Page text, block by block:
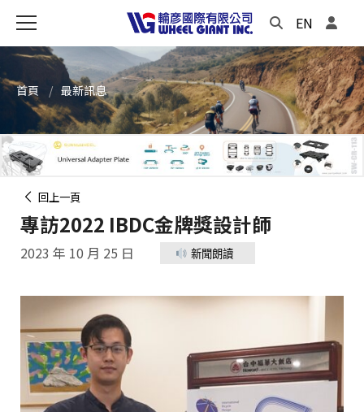
EN
首頁 最新訊息
回上一頁
專訪2022 IBDC金牌獎設計師
2023 年 10 月 25 日 新聞朗讀